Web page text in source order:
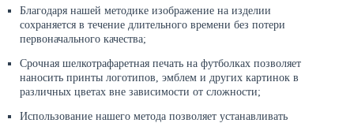
Благодаря нашей методике изображение на изделии
сохраняется в течение длительного времени без потери
первоначального качества;
Срочная шелкотрафаретная печать на футболках позволяет
наносить принты логотипов, эмблем и других картинок в
различных цветах вне зависимости от сложности;
Использование нашего метода позволяет устанавливать